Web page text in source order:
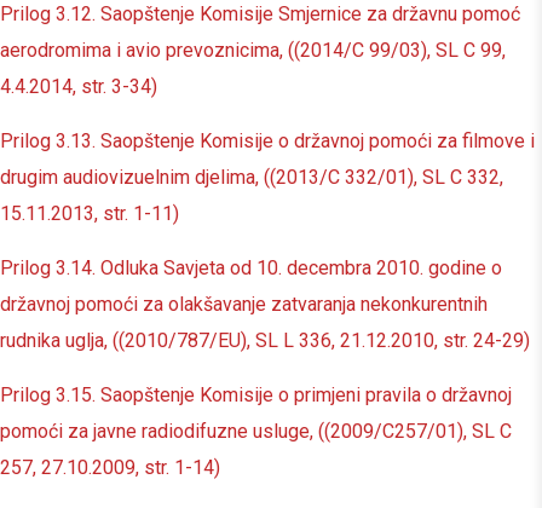
Prilog 3.12. Saopštenje Komisije Smjernice za državnu pomoć
aerodromima i avio prevoznicima, ((2014/C 99/03), SL C 99,
4.4.2014, str. 3-34)
Prilog 3.13. Saopštenje Komisije o državnoj pomoći za filmove i
drugim audiovizuelnim djelima, ((2013/C 332/01), SL C 332,
15.11.2013, str. 1-11)
Prilog 3.14. Odluka Savjeta od 10. decembra 2010. godine o
državnoj pomoći za olakšavanje zatvaranja nekonkurentnih
rudnika uglja, ((2010/787/EU), SL L 336, 21.12.2010, str. 24-29)
Prilog 3.15. Saopštenje Komisije o primjeni pravila o državnoj
pomoći za javne radiodifuzne usluge, ((2009/C257/01), SL C
257, 27.10.2009, str. 1-14)